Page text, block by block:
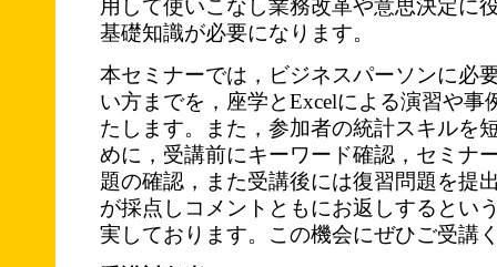
用して使いこなし業務改革や意思決定に
基礎知識が必要になります。
本セミナーでは，ビジネスパーソンに必
い方までを，座学とExcelによる演習や事
たします。また，参加者の統計スキルを
めに，受講前にキーワード確認，セミナ
題の確認，また受講後には復習問題を提
が採点しコメントともにお返しするとい
実しております。この機会にぜひご受講